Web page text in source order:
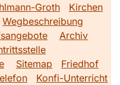
Groth
Kirchen
Wegbeschreibung
Archiv
Sitemap
Friedhof
Konfi-Unterricht